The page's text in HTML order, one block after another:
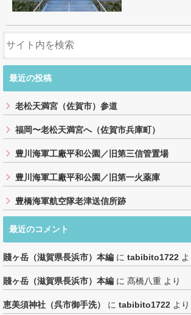
最近の投稿
老松天満宮（佐賀市）参道
福岡〜老松天満宮へ（佐賀市兵庫町）
豊川海軍工廠平和公園／旧第三信管置場
豊川海軍工廠平和公園／旧第一火薬庫
豊橋海軍航空隊老津送信所跡
最近のコメント
賤ヶ岳（滋賀県長浜市）本編 に tabibito1722 よ
賤ヶ岳（滋賀県長浜市）本編 に 髙橋八重 より
恵美須神社（呉市御手洗） に tabibito1722 より